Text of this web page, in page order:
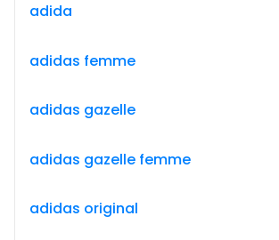
adida
adidas femme
adidas gazelle
adidas gazelle femme
adidas original